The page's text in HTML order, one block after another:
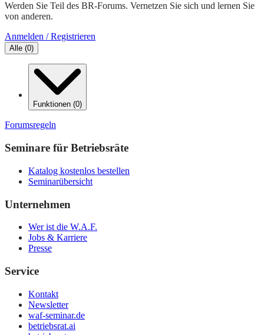
Werden Sie Teil des BR-Forums. Vernetzen Sie sich und lernen Sie
von anderen.
Anmelden / Registrieren
Alle (0)
Funktionen (0)
Forumsregeln
Seminare für Betriebsräte
Katalog kostenlos bestellen
Seminarübersicht
Unternehmen
Wer ist die W.A.F.
Jobs & Karriere
Presse
Service
Kontakt
Newsletter
waf-seminar.de
betriebsrat.ai